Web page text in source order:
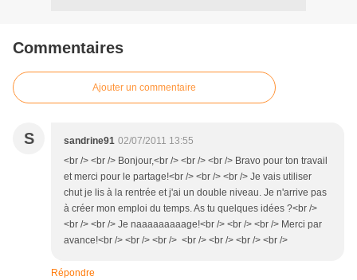
Commentaires
Ajouter un commentaire
S sandrine91 02/07/2011 13:55
<br /> <br /> Bonjour,<br /> <br /> <br /> Bravo pour ton travail
et merci pour le partage!<br /> <br /> <br /> Je vais utiliser
chut je lis à la rentrée et j'ai un double niveau. Je n'arrive pas
à créer mon emploi du temps. As tu quelques idées ?<br />
<br /> <br /> Je naaaaaaaaage!<br /> <br /> <br /> Merci par
avance!<br /> <br /> <br /> <br /> <br /> <br /> <br />
Répondre